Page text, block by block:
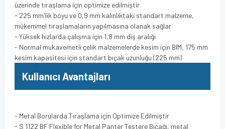
üzerinde tıraşlama için optimize edilmiştir
- 225 mm'lik boyu ve 0,9 mm kalınlıktaki standart malzeme,
mükemmel tıraşlamaların yapılmasına olanak sağlar
- Yüksek hızlarda çalışma için 1,8 mm diş aralığı
- Normal mukavemetli çelik malzemelerde kesim için BIM, 175 mm
kesim kapasitesi için standart bıçak uzunluğu (225 mm)
Kullanıcı Avantajları
- Metal Borularda Tıraşlama için Optimize Edilmiştir
- S 1122 BF Flexible for Metal Panter Testere Bıçağı, metal